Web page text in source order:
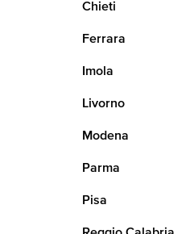
Chieti
Ferrara
Imola
Livorno
Modena
Parma
Pisa